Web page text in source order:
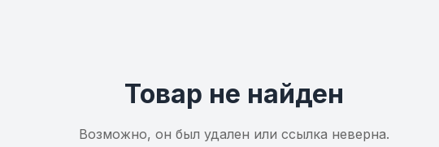
Товар не найден
Возможно, он был удален или ссылка неверна.